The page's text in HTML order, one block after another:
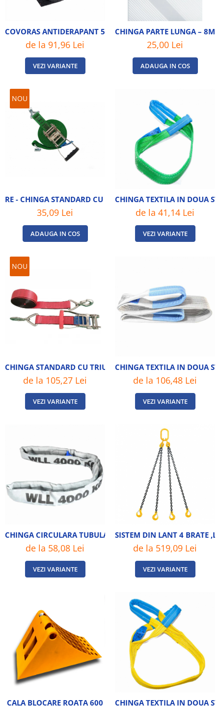
COVORAS ANTIDERAPANT 5MX15CMX8MM
de la 91,96 Lei
VEZI VARIANTE
CHINGA PARTE LUNGA –
25,00 Lei
ADAUGA IN COS
NOU
RE - CHINGA STANDARD CU CARLIGE , 5 TONE - L 9M
35,09 Lei
ADAUGA IN COS
CHINGA TEXTILA IN DOUA
de la 41,14 Lei
VEZI VARIANTE
NOU
CHINGA STANDARD CU TRIUNGHI SI CARLIGE SIGURANTA 5
de la 105,27 Lei
VEZI VARIANTE
CHINGA TEXTILA IN DOUA
de la 106,48 Lei
VEZI VARIANTE
CHINGA CIRCULARA TUBULARA 4T
de la 58,08 Lei
VEZI VARIANTE
SISTEM DIN LANT 4 BRATE
de la 519,09 Lei
VEZI VARIANTE
CALA BLOCARE ROATA 600 CHINGA TEXTILA IN DOUA